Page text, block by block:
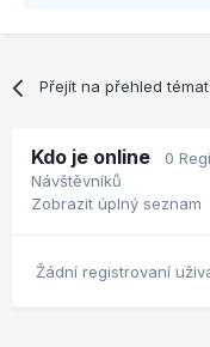
Přejít na přehled témat
Kdo je online 0
Návštěvníků
Zobrazit úplný seznam
Žádní registrovaní